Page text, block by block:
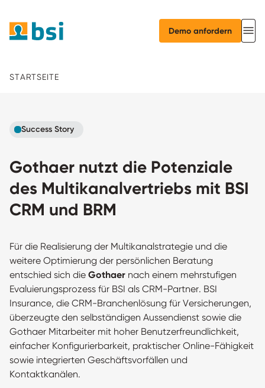
Demo anfordern
STARTSEITE
Success Story
Gothaer nutzt die Potenziale
des Multikanalvertriebs mit BSI
CRM und BRM
Für die Realisierung der Multikanalstrategie und die
weitere Optimierung der persönlichen Beratung
entschied sich die Gothaer nach einem mehrstufigen
Evaluierungsprozess für BSI als CRM-Partner. BSI
Insurance, die CRM-Branchenlösung für Versicherungen,
überzeugte den selbständigen Aussendienst sowie die
Gothaer Mitarbeiter mit hoher Benutzerfreundlichkeit,
einfacher Konfigurierbarkeit, praktischer Online-Fähigkeit
sowie integrierten Geschäftsvorfällen und
Kontaktkanälen.